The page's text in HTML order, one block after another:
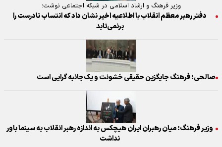
وزیر فرهنگ و ارشاد اسلامی در شبکه اجتماعی نوشت؛
دفتر رهبر معظم انقلاب با اطلاعیه اخیر نشان داد که انتساب نادرست را
برنمی‌تابد
صالحی: فرهنگ جایگزین حقیقی خشونت و یک‌جانبه گرایی است
وزیر فرهنگ: میان رهبران ایران هیچکس به اندازه رهبر انقلاب به سینما باور
نداشت